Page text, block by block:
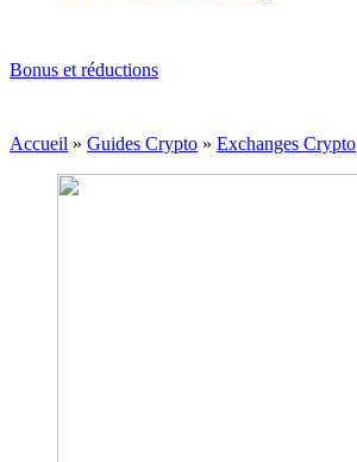
Bonus et réductions
Accueil » Guides Crypto » Exchanges Crypto